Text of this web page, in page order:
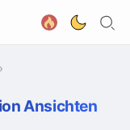
Ansichten